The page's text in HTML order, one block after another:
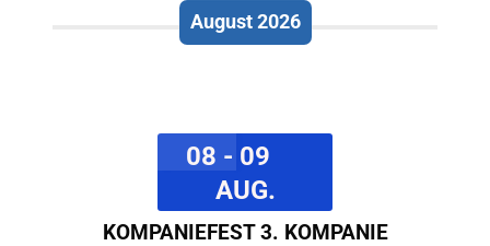
August 2026
08 - 09
AUG.
KOMPANIEFEST 3. KOMPANIE